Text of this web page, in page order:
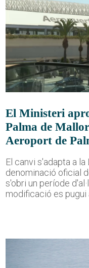
El Ministeri
Palma de
Aeroport de
El canvi s'adapta a
denominació oficial
s'obri un període
modificació es pugui